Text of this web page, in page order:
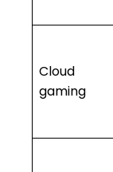
Cloud
gaming